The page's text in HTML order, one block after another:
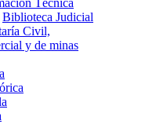
Técnica
Biblioteca Judicial
Civil,
y de minas